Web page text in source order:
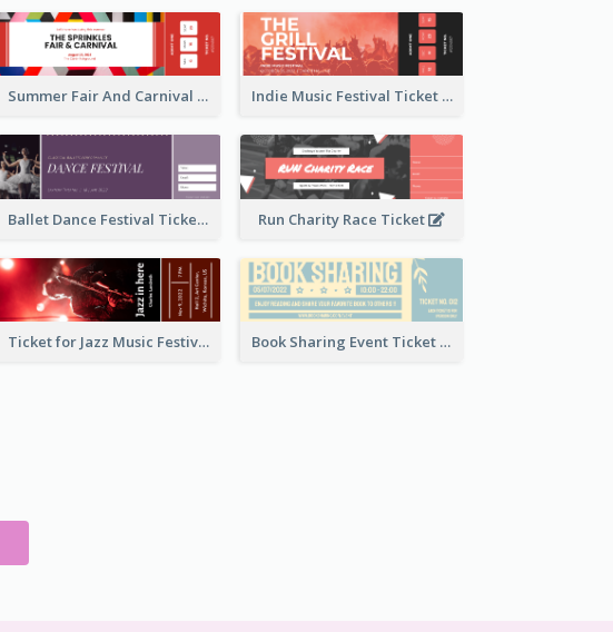
Summer Fair And Carnival Ticket Indie Music Festival Ticket
Ballet Dance Festival Ticket Run Charity Race Ticket
Ticket for Jazz Music Festival Book Sharing Event Ticket